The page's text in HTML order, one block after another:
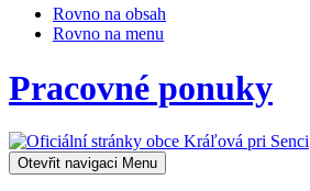
Rovno na obsah
Rovno na menu
Pracovné ponuky
Otevřit navigaci Menu